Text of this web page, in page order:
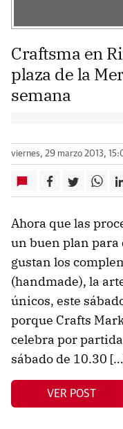
Craftsma en
plaza de la
semana
viernes, 29 marzo 2013,
Ahora que las
un buen plan para
gustan los
(handmade), la
únicos, este
porque Crafts
celebra por
sábado de 10.30
VER POST